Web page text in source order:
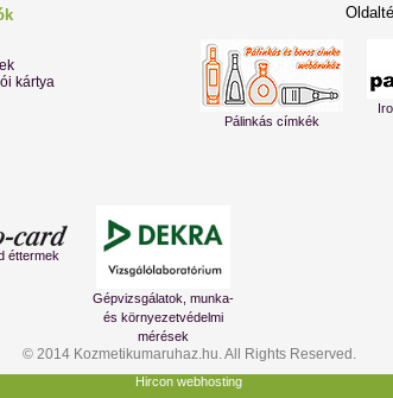
kártya
Pálinkás címkék
éttermek
Gépvizsgálatok, munka-
és környezetvédelmi
mérések
© 2014 Kozmetikumaruhaz.hu. All Rights Reserved.
Hircon webhosting